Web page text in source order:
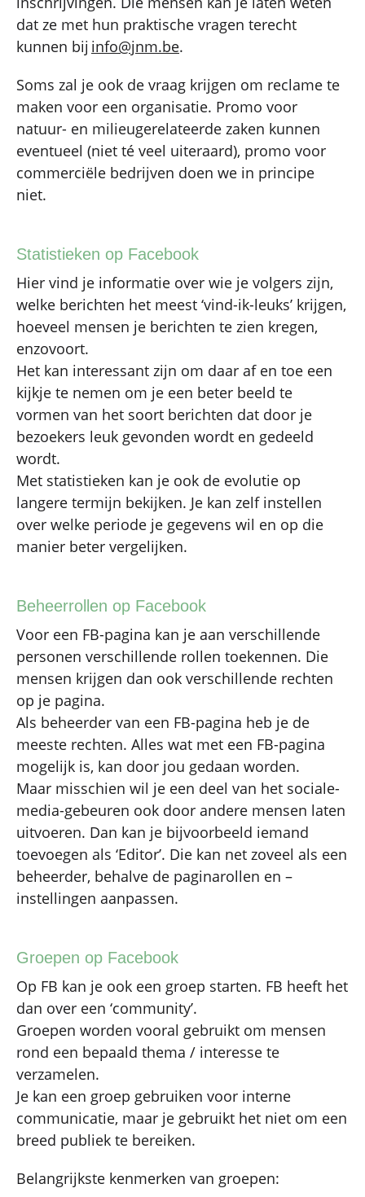
dat ze met hun praktische vragen terecht
kunnen bij info@jnm.be.
Soms zal je ook de vraag krijgen om reclame te
maken voor een organisatie. Promo voor
natuur- en milieugerelateerde zaken kunnen
eventueel (niet té veel uiteraard), promo voor
commerciële bedrijven doen we in principe
niet.
Statistieken op Facebook
Hier vind je informatie over wie je volgers zijn,
welke berichten het meest ‘vind-ik-leuks’ krijgen,
hoeveel mensen je berichten te zien kregen,
enzovoort.
Het kan interessant zijn om daar af en toe een
kijkje te nemen om je een beter beeld te
vormen van het soort berichten dat door je
bezoekers leuk gevonden wordt en gedeeld
wordt.
Met statistieken kan je ook de evolutie op
langere termijn bekijken. Je kan zelf instellen
over welke periode je gegevens wil en op die
manier beter vergelijken.
Beheerrollen op Facebook
Voor een FB-pagina kan je aan verschillende
personen verschillende rollen toekennen. Die
mensen krijgen dan ook verschillende rechten
op je pagina.
Als beheerder van een FB-pagina heb je de
meeste rechten. Alles wat met een FB-pagina
mogelijk is, kan door jou gedaan worden.
Maar misschien wil je een deel van het sociale-
media-gebeuren ook door andere mensen laten
uitvoeren. Dan kan je bijvoorbeeld iemand
toevoegen als ‘Editor’. Die kan net zoveel als een
beheerder, behalve de paginarollen en –
instellingen aanpassen.
Groepen op Facebook
Op FB kan je ook een groep starten. FB heeft het
dan over een ‘community’.
Groepen worden vooral gebruikt om mensen
rond een bepaald thema / interesse te
verzamelen.
Je kan een groep gebruiken voor interne
communicatie, maar je gebruikt het niet om een
breed publiek te bereiken.
Belangrijkste kenmerken van groepen: